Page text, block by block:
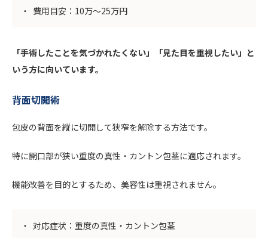
費用目安：10万〜25万円
「手術したことを気づかれたくない」「見た目を重視したい」と
いう方に向いています。
背面切開術
包皮の背面を縦に切開して狭窄を解除する方法です。
特に開口部が狭い重度の真性・カントン包茎に適応されます。
機能改善を目的とするため、美容性は重視されません。
対応症状：重度の真性・カントン包茎